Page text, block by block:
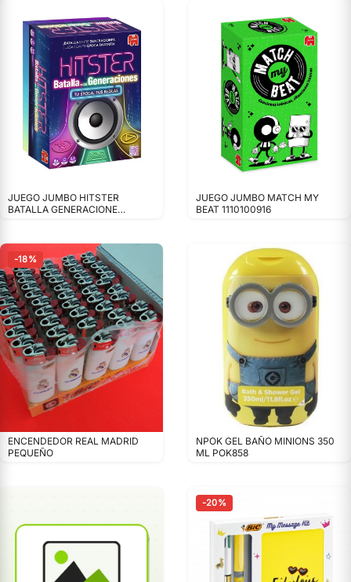
JUEGO JUMBO HITSTER
BATALLA GENERACIONE
JUEGO JUMBO MATCH MY
BEAT 1110100916
-18%
ENCENDEDOR REAL MADRID
PEQUEÑO
NPOK GEL BAÑO MINIONS 350
ML POK858
-20%